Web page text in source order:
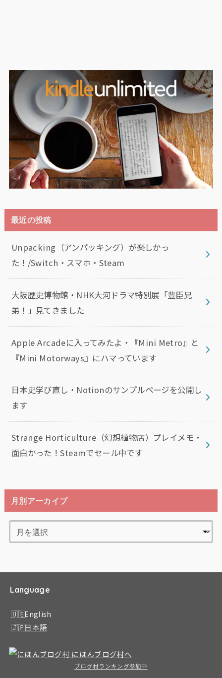
最近の投稿
Unpacking（アンパッキング）が楽しかっ
た！/Switch・スマホ・Steam
大阪歴史博物館・NHK大河ドラマ特別展「豊臣兄
弟！」見てきました
Apple Arcadeに入ってみたよ・『Mini Metro』と
『Mini Motorways』にハマっています
日本史学び直し・Notionのサンプルページを公開し
ます
Strange Horticulture（幻想植物店）プレイメモ・
面白かった！Steamでセール中です
月別アーカイブ
Language
English
日本語
ブログ村ランキング参加中